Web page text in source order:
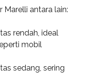
antara lain:
rendah, ideal
mobil
sedang, sering